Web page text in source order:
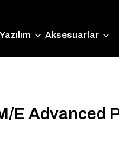
Yazılım Aksesuarlar
E Advanced